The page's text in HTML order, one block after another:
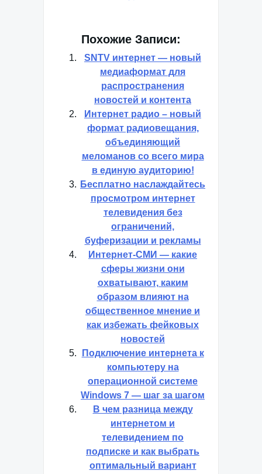
Похожие Записи:
SNTV интернет — новый
медиаформат для
распространения
новостей и контента
Интернет радио – новый
формат радиовещания,
объединяющий
меломанов со всего мира
в единую аудиторию!
Бесплатно наслаждайтесь
просмотром интернет
телевидения без
ограничений,
буферизации и рекламы
Интернет-СМИ — какие
сферы жизни они
охватывают, каким
образом влияют на
общественное мнение и
как избежать фейковых
новостей
Подключение интернета к
компьютеру на
операционной системе
Windows 7 — шаг за шагом
В чем разница между
интернетом и
телевидением по
подписке и как выбрать
оптимальный вариант